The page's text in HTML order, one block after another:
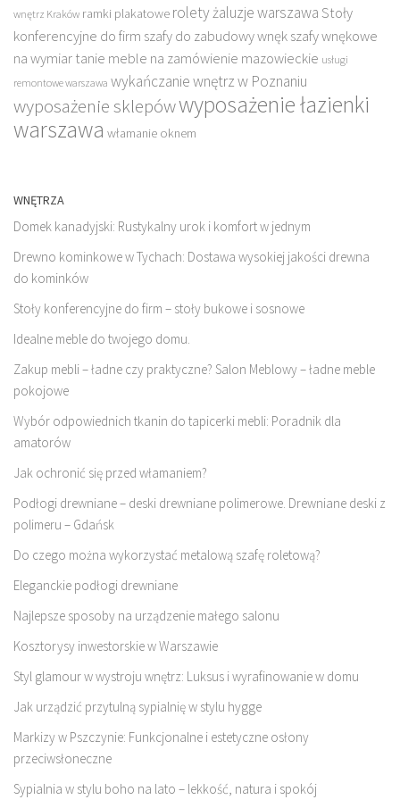
wnętrz Kraków ramki plakatowe rolety żaluzje warszawa Stoły
konferencyjne do firm szafy do zabudowy wnęk szafy wnękowe
na wymiar tanie meble na zamówienie mazowieckie usługi
remontowe warszawa wykańczanie wnętrz w Poznaniu
wyposażenie sklepówwyposażenie łazienki
warszawa włamanie oknem
WNĘTRZA
Domek kanadyjski: Rustykalny urok i komfort w jednym
Drewno kominkowe w Tychach: Dostawa wysokiej jakości drewna
do kominków
Stoły konferencyjne do firm – stoły bukowe i sosnowe
Idealne meble do twojego domu.
Zakup mebli – ładne czy praktyczne? Salon Meblowy – ładne meble
pokojowe
Wybór odpowiednich tkanin do tapicerki mebli: Poradnik dla
amatorów
Jak ochronić się przed włamaniem?
Podłogi drewniane – deski drewniane polimerowe. Drewniane deski z
polimeru – Gdańsk
Do czego można wykorzystać metalową szafę roletową?
Eleganckie podłogi drewniane
Najlepsze sposoby na urządzenie małego salonu
Kosztorysy inwestorskie w Warszawie
Styl glamour w wystroju wnętrz: Luksus i wyrafinowanie w domu
Jak urządzić przytulną sypialnię w stylu hygge
Markizy w Pszczynie: Funkcjonalne i estetyczne osłony
przeciwsłoneczne
Sypialnia w stylu boho na lato – lekkość, natura i spokój